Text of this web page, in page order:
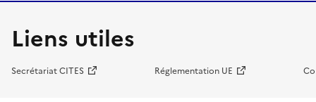
Liens utiles
Secrétariat CITES Réglementation UE